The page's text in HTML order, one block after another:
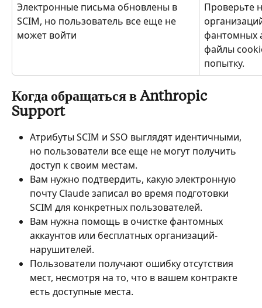
Электронные письма обновлены в
SCIM, но пользователь все еще не
может войти
Проверьте
фантомных
файлы
попытку.
Когда обращаться в Anthropic
Support
Атрибуты SCIM и SSO выглядят идентичными,
но пользователи все еще не могут получить
доступ к своим местам.
Вам нужно подтвердить, какую электронную
почту Claude записал во время подготовки
SCIM для конкретных пользователей.
Вам нужна помощь в очистке фантомных
аккаунтов или бесплатных организаций-
нарушителей.
Пользователи получают ошибку отсутствия
мест, несмотря на то, что в вашем контракте
есть доступные места.